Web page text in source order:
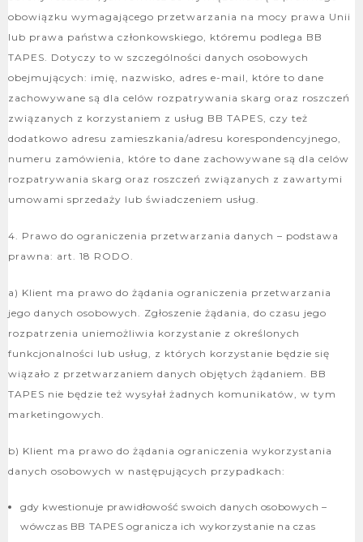
obowiązku wymagającego przetwarzania na mocy prawa Unii
lub prawa państwa członkowskiego, któremu podlega BB
TAPES. Dotyczy to w szczególności danych osobowych
obejmujących: imię, nazwisko, adres e-mail, które to dane
zachowywane są dla celów rozpatrywania skarg oraz roszczeń
związanych z korzystaniem z usług BB TAPES, czy też
dodatkowo adresu zamieszkania/adresu korespondencyjnego,
numeru zamówienia, które to dane zachowywane są dla celów
rozpatrywania skarg oraz roszczeń związanych z zawartymi
umowami sprzedaży lub świadczeniem usług.
4. Prawo do ograniczenia przetwarzania danych – podstawa
prawna: art. 18 RODO.
a) Klient ma prawo do żądania ograniczenia przetwarzania
jego danych osobowych. Zgłoszenie żądania, do czasu jego
rozpatrzenia uniemożliwia korzystanie z określonych
funkcjonalności lub usług, z których korzystanie będzie się
wiązało z przetwarzaniem danych objętych żądaniem. BB
TAPES nie będzie też wysyłał żadnych komunikatów, w tym
marketingowych.
b) Klient ma prawo do żądania ograniczenia wykorzystania
danych osobowych w następujących przypadkach:
gdy kwestionuje prawidłowość swoich danych osobowych –
wówczas BB TAPES ogranicza ich wykorzystanie na czas